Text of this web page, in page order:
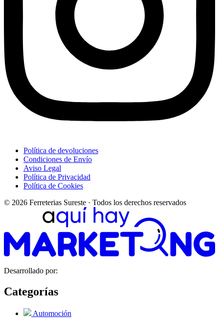
Política de devoluciones
Condiciones de Envío
Aviso Legal
Política de Privacidad
Política de Cookies
© 2026 Ferreterias Sureste · Todos los derechos reservados
Desarrollado por:
Categorías
Automoción